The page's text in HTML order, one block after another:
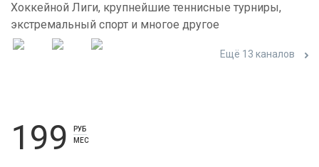
Хоккейной Лиги, крупнейшие теннисные турниры,
экстремальный спорт и многое другое
Ещё 13 каналов
199
РУБ
МЕС